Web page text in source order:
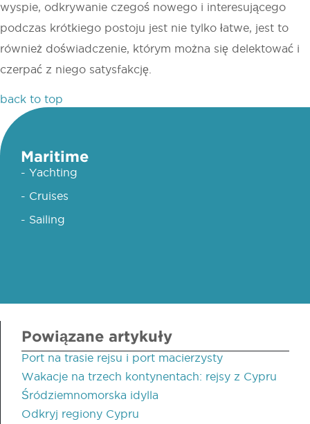
wyspie, odkrywanie czegoś nowego i interesującego
podczas krótkiego postoju jest nie tylko łatwe, jest to
również doświadczenie, którym można się delektować i
czerpać z niego satysfakcję.
back to top
Maritime
- Yachting
- Cruises
- Sailing
Powiązane artykuły
Port na trasie rejsu i port macierzysty
Wakacje na trzech kontynentach: rejsy z Cypru
Śródziemnomorska idylla
Odkryj regiony Cypru